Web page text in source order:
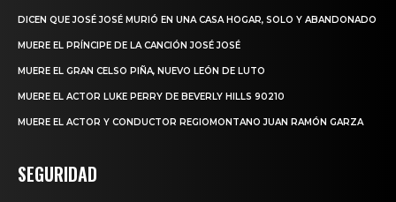
DICEN QUE JOSÉ JOSÉ MURIÓ EN UNA CASA HOGAR, SOLO Y ABANDONADO
MUERE EL PRÍNCIPE DE LA CANCIÓN JOSÉ JOSÉ
MUERE EL GRAN CELSO PIÑA, NUEVO LEÓN DE LUTO
MUERE EL ACTOR LUKE PERRY DE BEVERLY HILLS 90210
MUERE EL ACTOR Y CONDUCTOR REGIOMONTANO JUAN RAMÓN GARZA
SEGURIDAD